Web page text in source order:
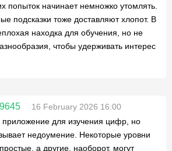
попыток начинает немножко утомлять.
подсказки тоже доставляют хлопот. В
находка для обучения, но не
чтобы удерживать интерес
16 February 2026 16:00
приложение для изучения цифр, но
недоумение. Некоторые уровни
а другие, наоборот, могут